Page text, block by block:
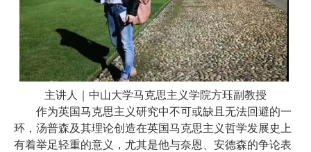
主讲人｜中山大学马克思主义学院方珏副教授
作为英国马克思主义研究中不可或缺且无法回避的一
环，汤普森及其理论创造在英国马克思主义哲学发展史上
有着举足轻重的意义，尤其是他与奈恩、安德森的争论表